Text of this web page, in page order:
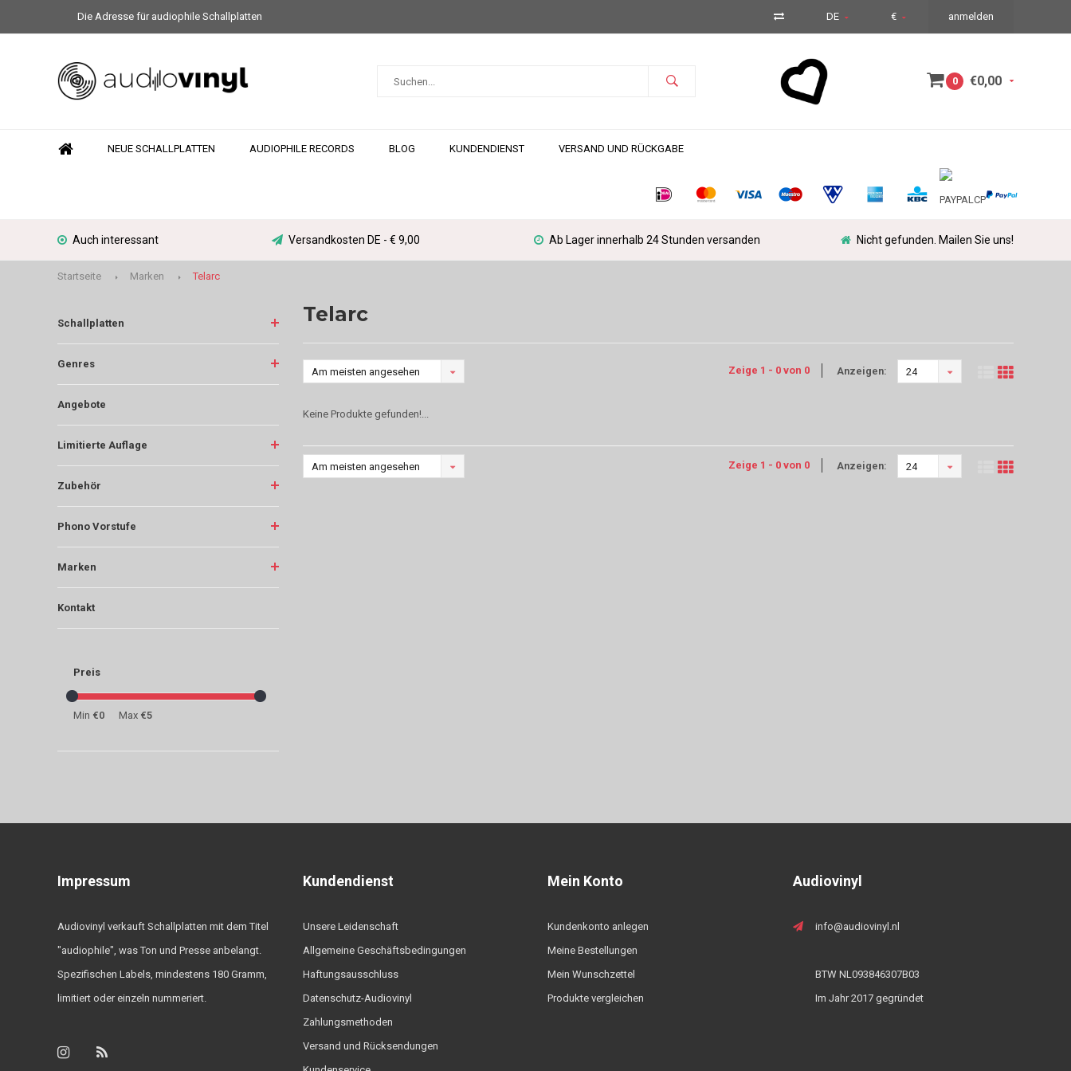
Die Adresse für audiophile Schallplatten DE € anmelden
0 €0,00
NEUE SCHALLPLATTEN AUDIOPHILE RECORDS BLOG KUNDENDIENST VERSAND UND RÜCKGABE
Auch interessant Versandkosten DE - € 9,00 Ab Lager innerhalb 24 Stunden versanden Nicht gefunden. Mailen Sie uns!
Startseite Marken Telarc
Schallplatten
Genres
Angebote
Limitierte Auflage
Zubehör
Phono Vorstufe
Marken
Kontakt
Preis
Min €0 Max €5
Telarc
Am meisten angesehen Zeige 1 - 0 von 0 Anzeigen: 24
Keine Produkte gefunden!...
Am meisten angesehen Zeige 1 - 0 von 0 Anzeigen: 24
Impressum
Audiovinyl verkauft Schallplatten mit dem Titel
"audiophile", was Ton und Presse anbelangt.
Spezifischen Labels, mindestens 180 Gramm,
limitiert oder einzeln nummeriert.
Kundendienst
Unsere Leidenschaft
Allgemeine Geschäftsbedingungen
Haftungsausschluss
Datenschutz-Audiovinyl
Zahlungsmethoden
Versand und Rücksendungen
Mein Konto
Kundenkonto anlegen
Meine Bestellungen
Mein Wunschzettel
Produkte vergleichen
Audiovinyl
info@audiovinyl.nl
BTW NL093846307B03
Im Jahr 2017 gegründet